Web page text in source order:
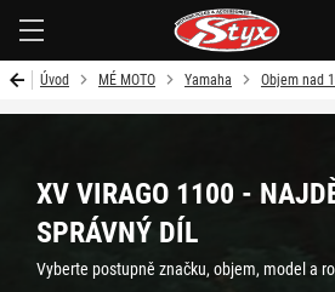
Úvod MÉ MOTO Yamaha Objem nad
XV VIRAGO 1100 -
SPRÁVNÝ DÍL
Vyberte postupně značku, objem, model a